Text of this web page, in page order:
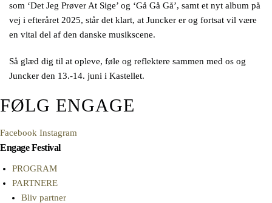
som ‘Det Jeg Prøver At Sige’ og ‘Gå Gå Gå’, samt et nyt album på
vej i efteråret 2025, står det klart, at Juncker er og fortsat vil være
en vital del af den danske musikscene.
Så glæd dig til at opleve, føle og reflektere sammen med os og
Juncker den 13.-14. juni i Kastellet.
FØLG ENGAGE
Facebook Instagram
Engage Festival
PROGRAM
PARTNERE
Bliv partner